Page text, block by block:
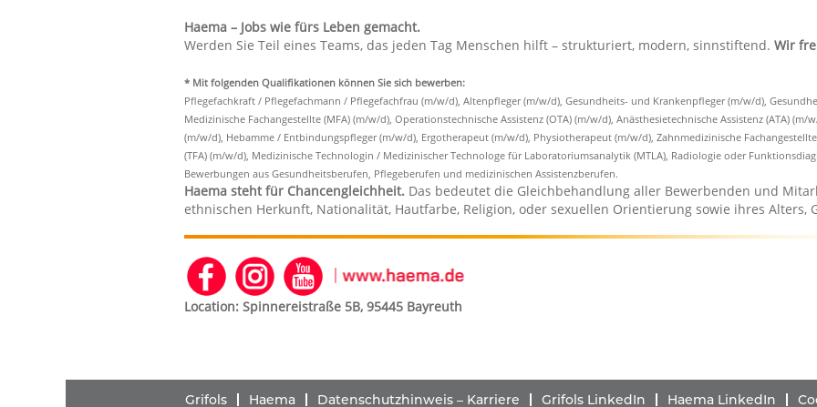
Haema – Jobs wie fürs Leben gemacht.
Werden Sie Teil eines Teams, das jeden Tag Menschen hilft – strukturiert, modern, sinnstiftend. Wir
* Mit folgenden Qualifikationen können Sie sich bewerben:
Pflegefachkraft / Pflegefachmann / Pflegefachfrau (m/w/d), Altenpfleger (m/w/d), Gesundheits- und Krankenpfleger (m/w/d),
Medizinische Fachangestellte (MFA) (m/w/d), Operationstechnische Assistenz (OTA) (m/w/d), Anästhesietechnische Assistenz (ATA)
(m/w/d), Hebamme / Entbindungspfleger (m/w/d), Ergotherapeut (m/w/d), Physiotherapeut (m/w/d), Zahnmedizinische
(TFA) (m/w/d), Medizinische Technologin / Medizinischer Technologe für Laboratoriumsanalytik (MTLA), Radiologie oder
Bewerbungen aus Gesundheitsberufen, Pflegeberufen und medizinischen Assistenzberufen.
Haema steht für Chancengleichheit. Das bedeutet die Gleichbehandlung aller Bewerbenden und
ethnischen Herkunft, Nationalität, Hautfarbe, Religion, oder sexuellen Orientierung sowie ihres Alters,
Location: Spinnereistraße 5B, 95445 Bayreuth
Grifols Haema Datenschutzhinweis – Karriere Grifols LinkedIn Haema LinkedIn